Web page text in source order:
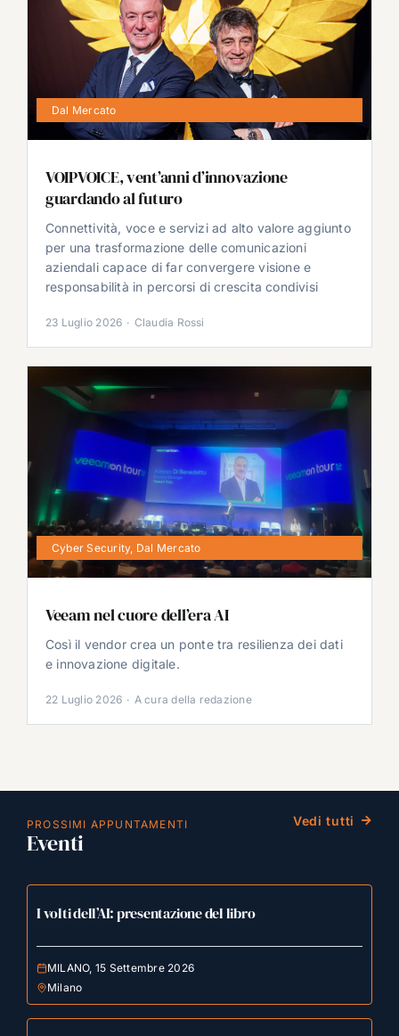
Dal Mercato
VOIPVOICE, vent’anni d’innovazione
guardando al futuro
Connettività, voce e servizi ad alto valore aggiunto
per una trasformazione delle comunicazioni
aziendali capace di far convergere visione e
responsabilità in percorsi di crescita condivisi
23 Luglio 2026 · Claudia Rossi
Cyber Security, Dal Mercato
Veeam nel cuore dell’era AI
Così il vendor crea un ponte tra resilienza dei dati
e innovazione digitale.
22 Luglio 2026 · A cura della redazione
PROSSIMI APPUNTAMENTI
Eventi
Vedi tutti
I volti dell’AI: presentazione del libro
MILANO, 15 Settembre 2026
Milano